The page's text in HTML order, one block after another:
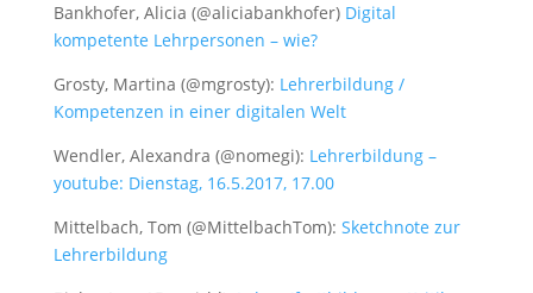
Bankhofer, Alicia (@aliciabankhofer) Digital
kompetente Lehrpersonen – wie?
Grosty, Martina (@mgrosty): Lehrerbildung /
Kompetenzen in einer digitalen Welt
Wendler, Alexandra (@nomegi): Lehrerbildung –
youtube: Dienstag, 16.5.2017, 17.00
Mittelbach, Tom (@MittelbachTom): Sketchnote zur
Lehrerbildung